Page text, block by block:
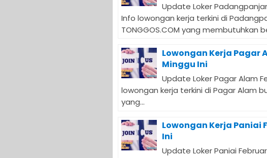
Update Loker
Info lowongan kerja terkini di
TONGGOS.COM yang membutuhkan
Lowongan Kerja Pagar
Minggu Ini
Update Loker Pagar Alam
lowongan kerja terkini di Pagar Alam
yang...
Lowongan Kerja Paniai
Ini
Update Loker Paniai